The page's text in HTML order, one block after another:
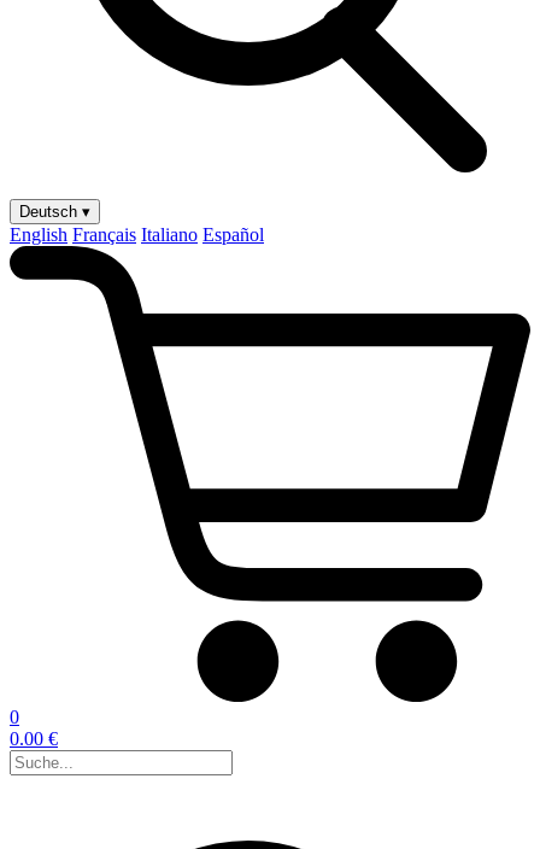
Deutsch ▾
English Français Italiano Español
0
0.00 €